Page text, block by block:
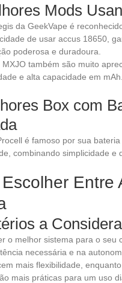
Mods
da GeekVape é
de usar accus 18650,
poderosa e duradoura.
MXJO também são muito
e alta capacidade em mAh.
Box com
é famoso por sua
combinando simplicidade e
Entre
a
o melhor sistema para o seu
necessária e na
mais flexibilidade,
mais práticas para um uso